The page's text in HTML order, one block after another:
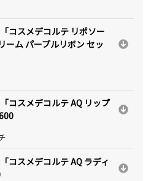
コスメデコルテ リポソー
ーム パープルリボン セッ
コスメデコルテ AQ リップ
コスメデコルテ AQ ラディ